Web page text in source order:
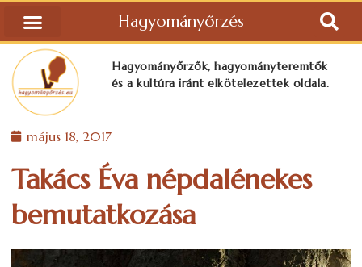
Hagyományőrzés
Hagyományőrzők, hagyományteremtők
és a kultúra iránt elkötelezettek oldala.
május 18, 2017
Takács Éva népdalénekes
bemutatkozása